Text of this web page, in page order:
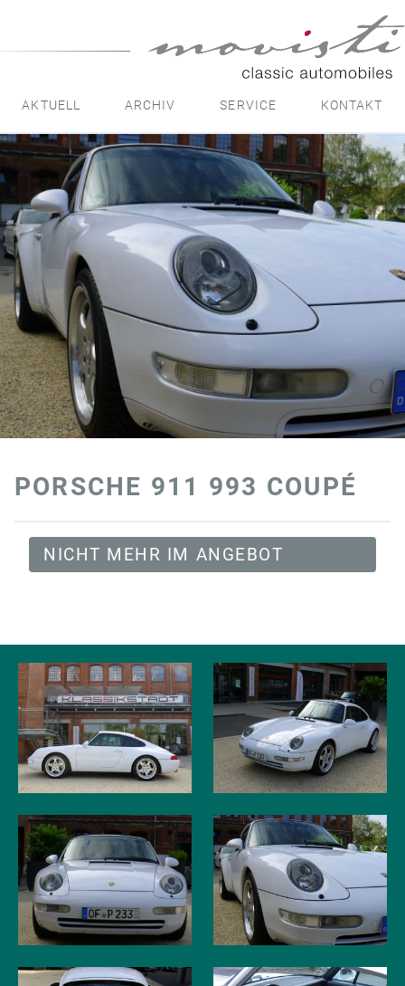
automobiles
AKTUELL ARCHIV SERVICE KONTAKT
PORSCHE 911 993 COUPÉ
NICHT MEHR IM ANGEBOT